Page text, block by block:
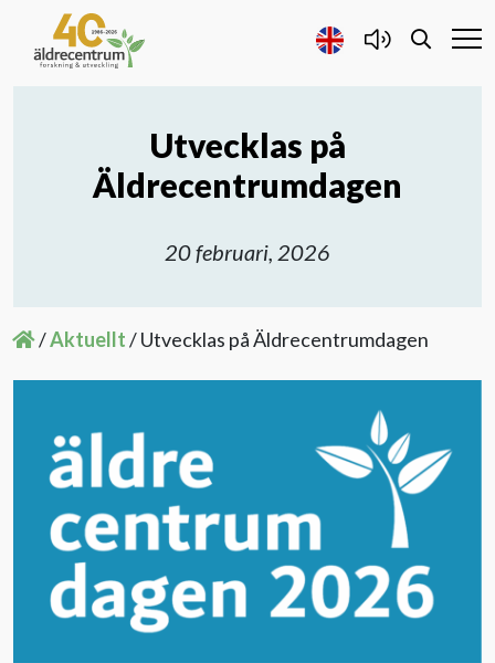
Forskning och Utveckling
Publicerat
Kontakta oss
Evenemang
Aktuellt
Utvecklas på
Äldrecentrumdagen
20 februari, 2026
/Aktuellt/Utvecklas på Äldrecentrumdagen